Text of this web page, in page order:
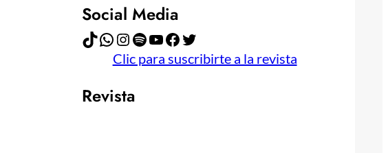
Social Media
TikTok WhatsApp Instagram Spotify YouTube Facebook Twitter
Clic para suscribirte a la revista
Revista